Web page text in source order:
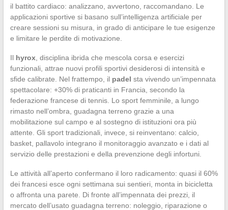
il battito cardiaco: analizzano, avvertono, raccomandano. Le
applicazioni sportive si basano sull’intelligenza artificiale per
creare sessioni su misura, in grado di anticipare le tue esigenze
e limitare le perdite di motivazione.
Il hyrox, disciplina ibrida che mescola corsa e esercizi
funzionali, attrae nuovi profili sportivi desiderosi di intensità e
sfide calibrate. Nel frattempo, il padel sta vivendo un’impennata
spettacolare: +30% di praticanti in Francia, secondo la
federazione francese di tennis. Lo sport femminile, a lungo
rimasto nell’ombra, guadagna terreno grazie a una
mobilitazione sul campo e al sostegno di istituzioni ora più
attente. Gli sport tradizionali, invece, si reinventano: calcio,
basket, pallavolo integrano il monitoraggio avanzato e i dati al
servizio delle prestazioni e della prevenzione degli infortuni.
Le attività all’aperto confermano il loro radicamento: quasi il 60%
dei francesi esce ogni settimana sui sentieri, monta in bicicletta
o affronta una parete. Di fronte all’impennata dei prezzi, il
mercato dell’usato guadagna terreno: noleggio, riparazione o